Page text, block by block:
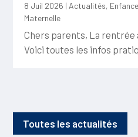
8 Juil 2026 | Actualités, Enfance
Maternelle
Chers parents, La rentrée
Voici toutes les infos
Toutes les actualités